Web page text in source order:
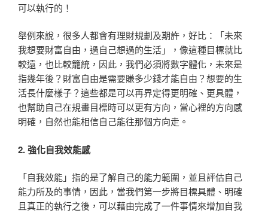
可以執行的！
舉例來說，很多人都會有理財規劃及期許，好比：「未來
我想要財富自由，過自己想過的生活」，像這種目標就比
較遠，也比較籠統，因此，我們必須將數字體化，未來是
指幾年後？財富自由是需要賺多少錢才能自由？想要的生
活長什麼樣子？這些都是可以再界定得更明確、更具體，
也幫助自己在規畫目標時可以更有方向，當心裡的方向感
明確，自然也能相信自己能往那個方向走。
2. 強化自我效能感
「自我效能」指的是了解自己的能力範圍，並且評估自己
能力所及的事情，因此，當我們第一步將目標具體、明確
且真正的執行之後，可以藉由完成了一件事情來增加自我